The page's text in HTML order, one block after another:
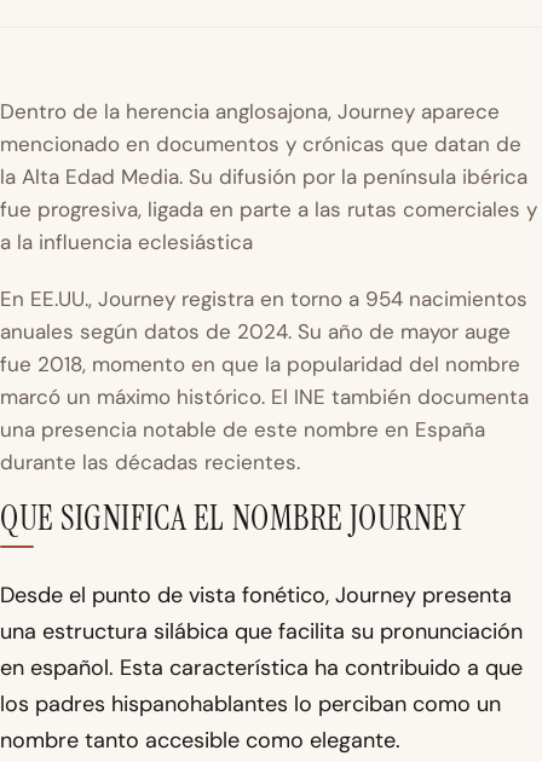
Dentro de la herencia anglosajona, Journey aparece
mencionado en documentos y crónicas que datan de
la Alta Edad Media. Su difusión por la península ibérica
fue progresiva, ligada en parte a las rutas comerciales y
a la influencia eclesiástica
En EE.UU., Journey registra en torno a 954 nacimientos
anuales según datos de 2024. Su año de mayor auge
fue 2018, momento en que la popularidad del nombre
marcó un máximo histórico. El INE también documenta
una presencia notable de este nombre en España
durante las décadas recientes.
QUE SIGNIFICA EL NOMBRE JOURNEY
Desde el punto de vista fonético, Journey presenta
una estructura silábica que facilita su pronunciación
en español. Esta característica ha contribuido a que
los padres hispanohablantes lo perciban como un
nombre tanto accesible como elegante.